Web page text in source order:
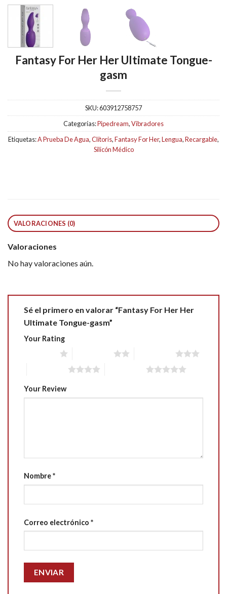
Fantasy For Her Her Ultimate Tongue-
gasm
SKU:603912758757
Categorías:Pipedream,Vibradores
Etiquetas:A Prueba De Agua,Clítoris,Fantasy For Her,Lengua,Recargable,
Silicón Médico
VALORACIONES (0)
Valoraciones
No hay valoraciones aún.
Sé el primero en valorar “Fantasy For Her Her
Ultimate Tongue-gasm”
Your Rating
Your Review
Nombre*
Correo electrónico *